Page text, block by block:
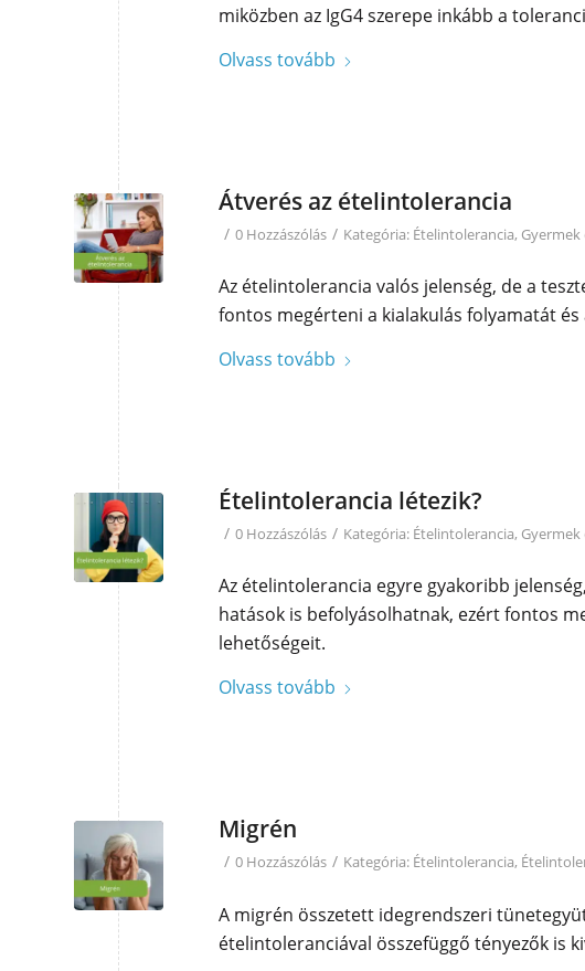
miközben az IgG4 szerepe inkább a
Olvass tovább
Átverés az ételintolerancia
/ 0 Hozzászólás / Kategória: Ételintolerancia,
Az ételintolerancia valós jelenség, de a
fontos megérteni a kialakulás folyamatát
Olvass tovább
Ételintolerancia létezik?
/ 0 Hozzászólás / Kategória: Ételintolerancia,
Az ételintolerancia egyre gyakoribb
hatások is befolyásolhatnak, ezért fontos
lehetőségeit.
Olvass tovább
Migrén
/ 0 Hozzászólás / Kategória: Ételintolerancia,
A migrén összetett idegrendszeri
ételintoleranciával összefüggő tényezők is